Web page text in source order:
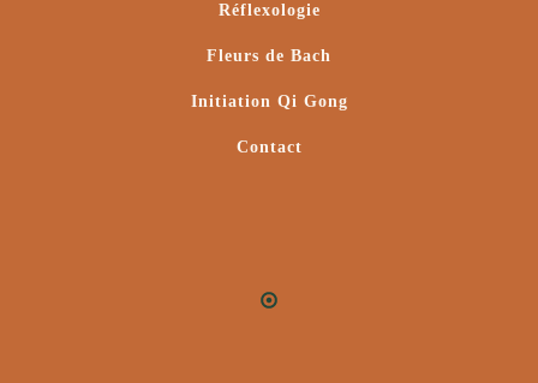
Réflexologie
Fleurs de Bach
Initiation Qi Gong
Contact